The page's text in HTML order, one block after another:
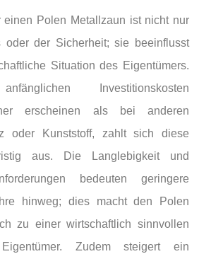
einen Polen Metallzaun ist nicht nur
der Sicherheit; sie beeinflusst
Situation des Eigentümers.
Investitionskosten
erscheinen als bei anderen
oder Kunststoff, zahlt sich diese
aus. Die Langlebigkeit und
bedeuten geringere
hinweg; dies macht den Polen
zu einer wirtschaftlich sinnvollen
Zudem steigert ein